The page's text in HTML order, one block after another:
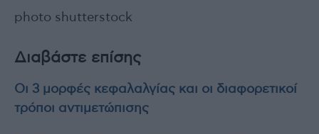
photo shutterstock
Διαβάστε επίσης
Οι 3 μορφές κεφαλαλγίας και οι διαφορετικοί
τρόποι αντιμετώπισης